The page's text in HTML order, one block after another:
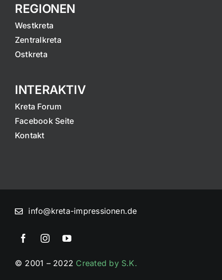
REGIONEN
Westkreta
Zentralkreta
Ostkreta
INTERAKTIV
Kreta Forum
Facebook Seite
Kontakt
info@kreta-impressionen.de
© 2001 – 2022 Created by S.K.